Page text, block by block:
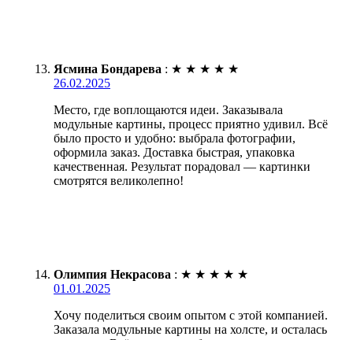
Ясмина Бондарева : ★ ★ ★ ★ ★
26.02.2025
Место, где воплощаются идеи. Заказывала
модульные картины, процесс приятно удивил. Всё
было просто и удобно: выбрала фотографии,
оформила заказ. Доставка быстрая, упаковка
качественная. Результат порадовал — картинки
смотрятся великолепно!
Олимпия Некрасова : ★ ★ ★ ★ ★
01.01.2025
Хочу поделиться своим опытом с этой компанией.
Заказала модульные картины на холсте, и осталась